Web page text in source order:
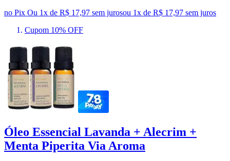
no Pix Ou 1x de R$ 17,97 sem jurosou 1x de R$ 17,97 sem juros
Cupom 10% OFF
Óleo Essencial Lavanda + Alecrim +
Menta Piperita Via Aroma